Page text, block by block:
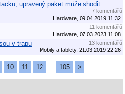
upravený paket může shodit
7 komentářů
Hardware, 09.04.2019 11:32
11 komentářů
Hardware, 07.03.2023 11:08
v trapu
13 komentářů
Mobily a tablety, 21.03.2019 22:26
10 11 12 105 >